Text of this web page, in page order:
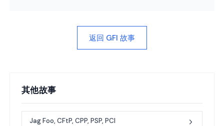
其他故事
Jag Foo, CFtP, CPP, PSP, PCI
返回 GFI 故事